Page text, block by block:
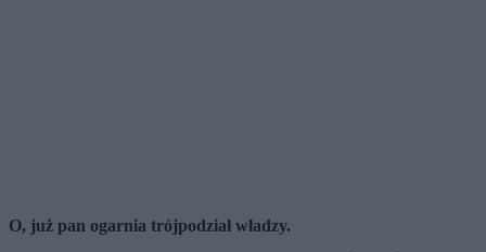
O, już pan ogarnia trójpodział władzy.